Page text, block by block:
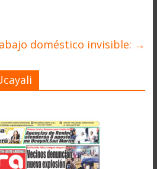
doméstico invisible: →